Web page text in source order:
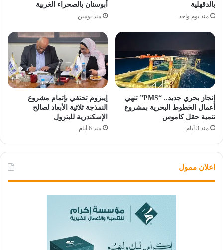
بالدقهلية
منذ يوم واحد
أبوسنان بالصحراء الغربية
منذ يومين
إنجاز بحري جديد.. “PMS” تنهي
أعمال الخطوط البحرية بمشروع
تنمية حقل كاموس
منذ 3 أيام
إيبروم تحتفي بإتمام مشروع
النمذجة ثلاثية الأبعاد لصالح
الإسكندرية للبترول
منذ 6 أيام
اعلان ممول